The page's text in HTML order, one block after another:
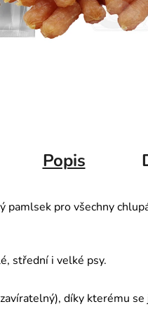
Popis
pamlsek pro všechny
střední i velké psy.
díky kterému